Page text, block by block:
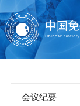
会议纪要